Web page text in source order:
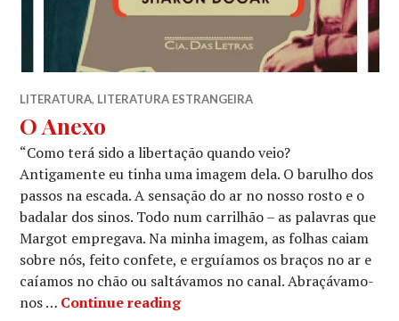
LITERATURA, LITERATURA ESTRANGEIRA
O Anexo
“Como terá sido a libertação quando veio?
Antigamente eu tinha uma imagem dela. O barulho dos
passos na escada. A sensação do ar no nosso rosto e o
badalar dos sinos. Todo num carrilhão – as palavras que
Margot empregava. Na minha imagem, as folhas caiam
sobre nós, feito confete, e erguíamos os braços no ar e
caíamos no chão ou saltávamos no canal. Abraçávamo-
nos … Continue readingO Anexo